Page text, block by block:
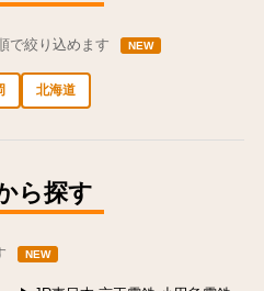
絞り込めます NEW
北海道
ら探す
NEW